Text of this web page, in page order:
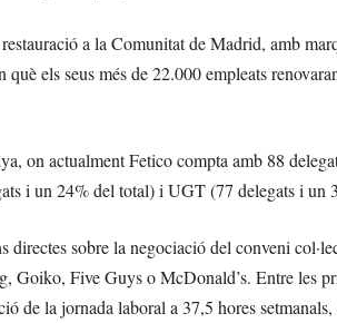
a la Comunitat de Madrid, amb
què els seus més de 22.000 empleats
on actualment Fetico compta amb 88
i un 24% del total) i UGT (77 delegats i un
sobre la negociació del conveni
Goiko, Five Guys o McDonald’s. Entre les
de la jornada laboral a 37,5 hores